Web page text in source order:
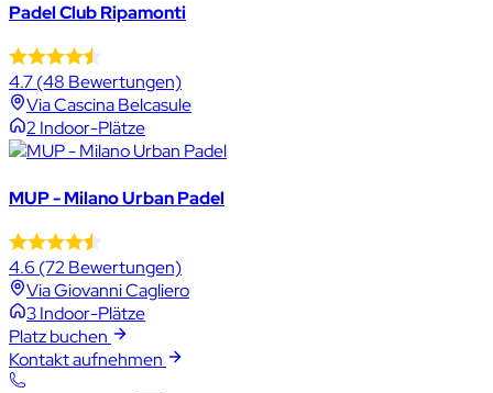
Padel Club Ripamonti
4.7(48 Bewertungen)
Via Cascina Belcasule
2 Indoor-Plätze
MUP - Milano Urban Padel
4.6 (72 Bewertungen)
Via Giovanni Cagliero
3 Indoor-Plätze
Platz buchen
Kontakt aufnehmen